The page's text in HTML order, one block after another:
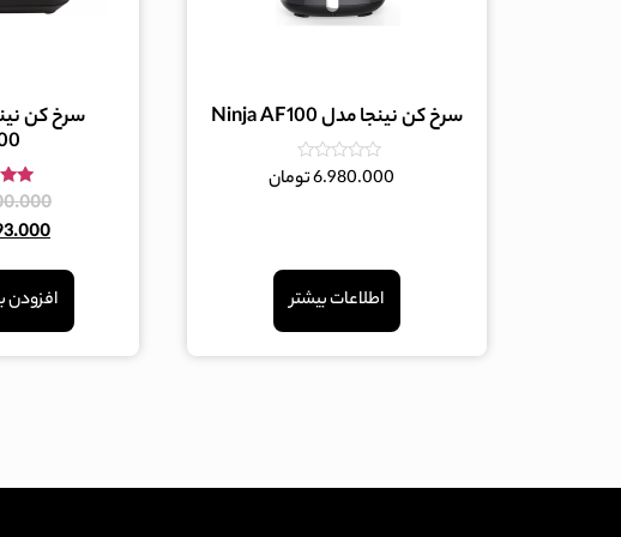
سرخ کن نینجا مدل Ninja AF100
امتیاز
6.980.000تومان
اطلاعات بیشتر افزودن